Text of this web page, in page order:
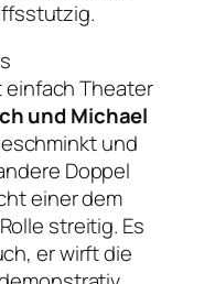
Theater
und Michael
und
Doppel
einer dem
streitig. Es
er wirft die